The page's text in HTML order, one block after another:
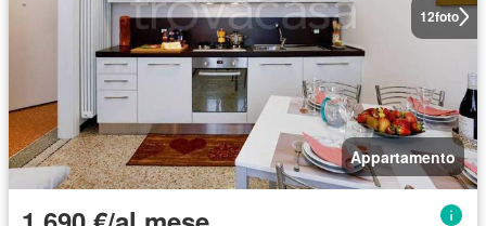
12foto
Appartamento